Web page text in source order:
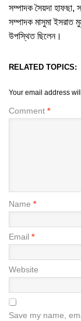
সম্পাদক সৈয়দা হাফছা,
সম্পাদক মাসুমা ইসরাত
উপস্থিত ছিলেন।
RELATED TOPICS:
Your email address
Comment *
Name *
Email *
Website
Save my name,